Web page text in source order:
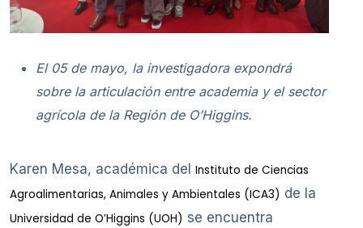
El 05 de mayo, la investigadora expondrá
sobre la articulación entre academia y el sector
agrícola de la Región de O’Higgins.
Karen Mesa, académica del Instituto de Ciencias
Agroalimentarias, Animales y Ambientales (ICA3) de la
Universidad de O’Higgins (UOH) se encuentra